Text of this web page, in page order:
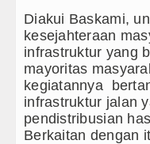
Diakui Baskami,
kesejahteraan
infrastruktur yang
mayoritas
kegiatannya
infrastruktur jalan
pendistribusian
Berkaitan dengan